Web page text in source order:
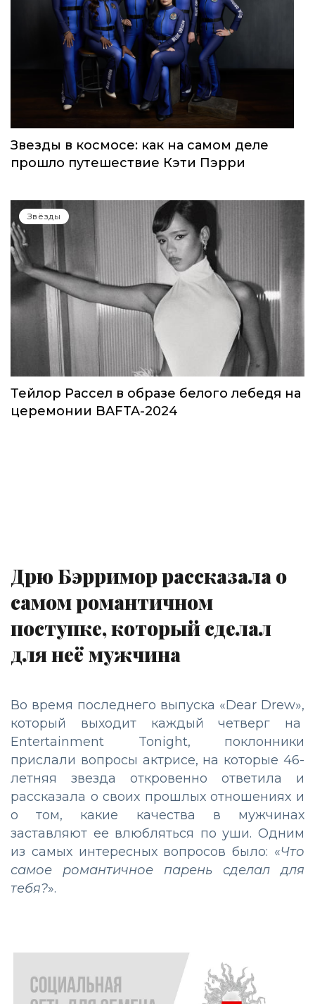
Звезды в космосе: как на самом деле
прошло путешествие Кэти Пэрри
Звёзды
Тейлор Рассел в образе белого лебедя на
церемонии BAFTA-2024
Дрю Бэрримор рассказала о
самом романтичном
поступке, который сделал
для неё мужчина
Во время последнего выпуска «Dear Drew»,
который выходит каждый четверг на
Entertainment Tonight, поклонники
прислали вопросы актрисе, на которые 46-
летняя звезда откровенно ответила и
рассказала о своих прошлых отношениях и
о том, какие качества в мужчинах
заставляют ее влюбляться по уши. Одним
из самых интересных вопросов было: «Что
самое романтичное парень сделал для
тебя?».